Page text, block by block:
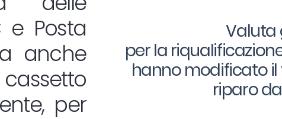
e Posta
anche
per
Valuta
per la
hanno modificato
riparo